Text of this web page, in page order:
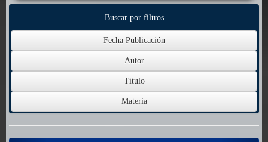
Buscar por filtros